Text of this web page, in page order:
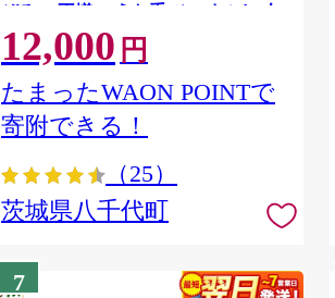
ぞろい 不揃い うな重 ひつまぶし 人
気 茨城 八千代町 ふるさと納税 冷凍
[SF951ya]
12,000 円
たまったWAON POINTで
寄附できる！
（25）
茨城県八千代町
7